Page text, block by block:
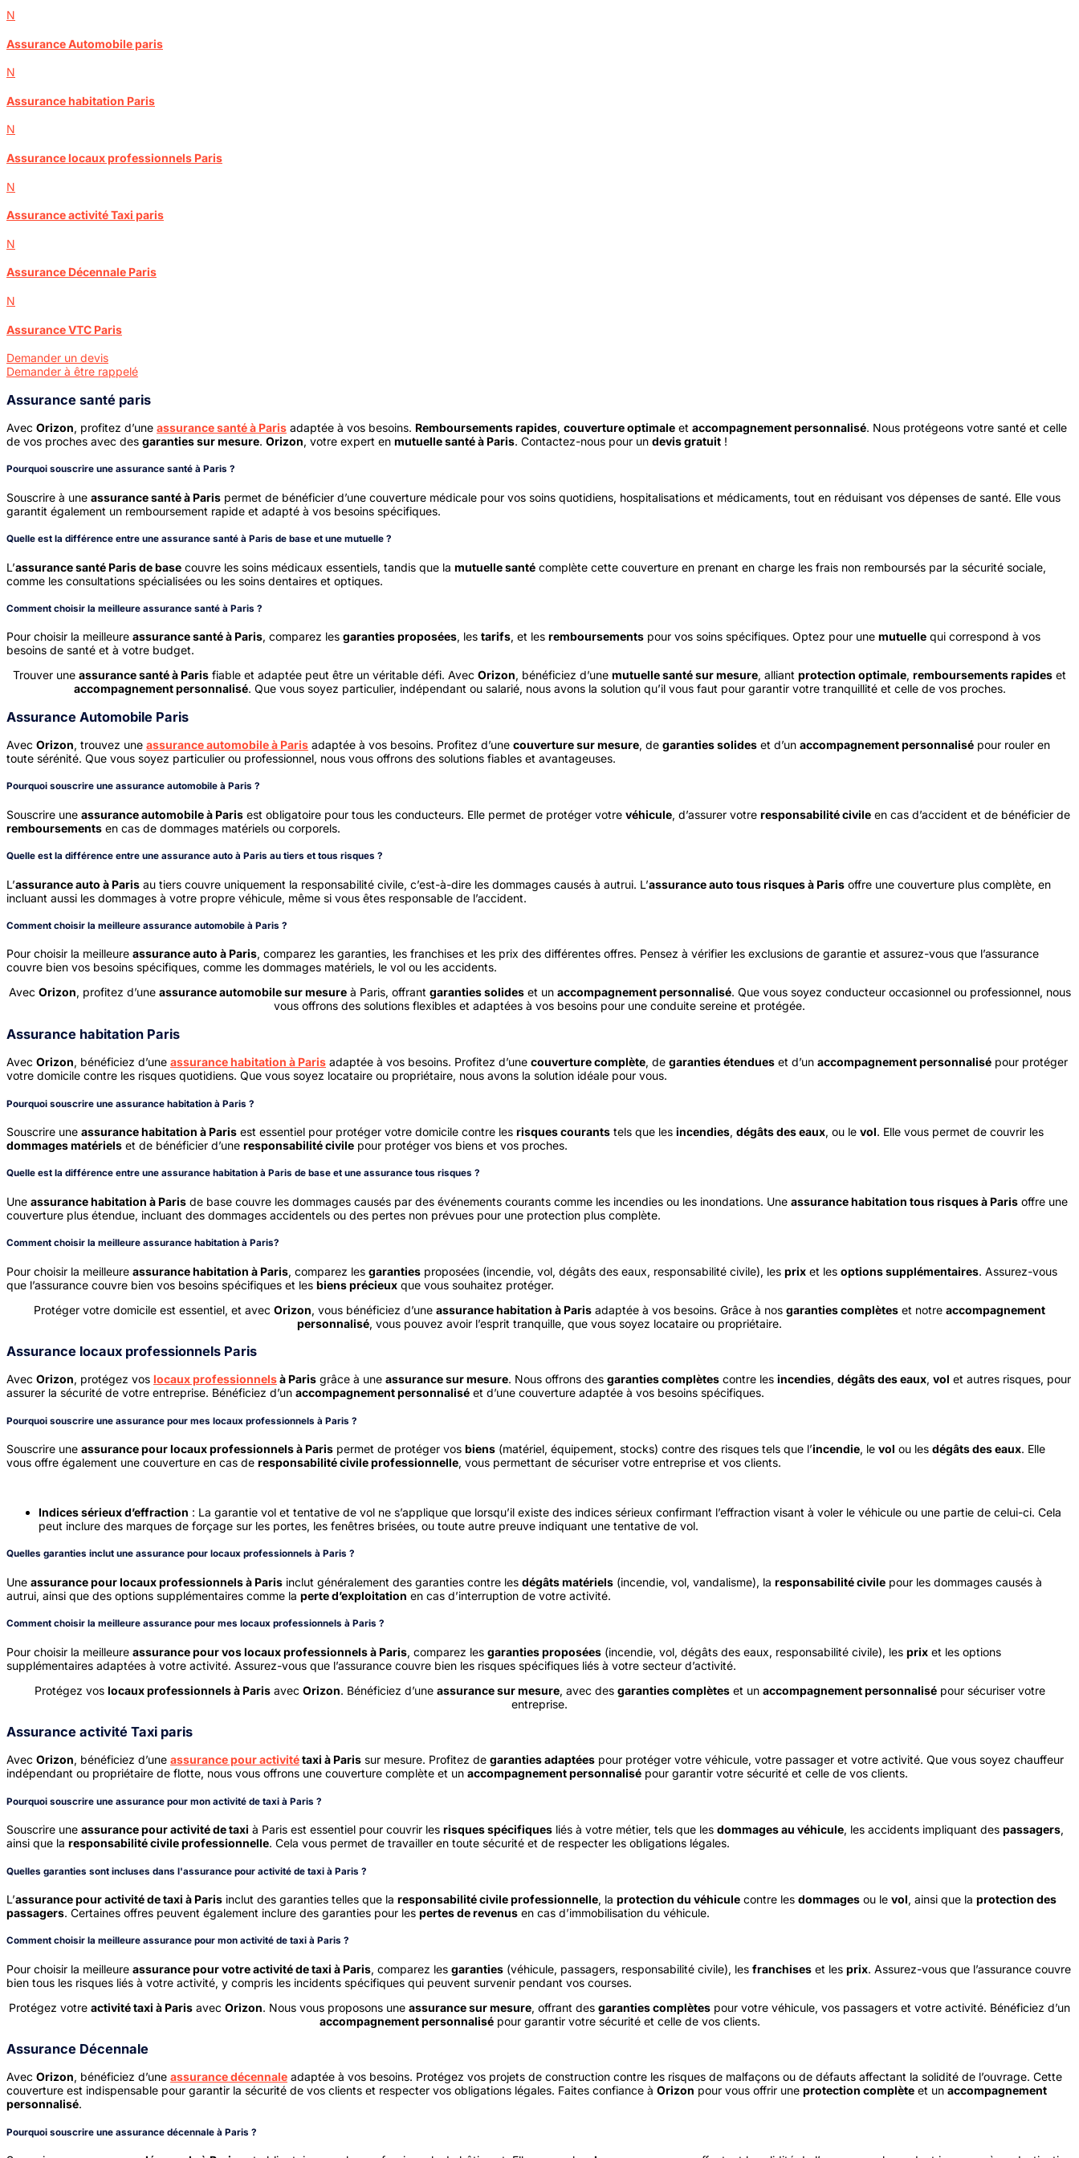
N
Assurance Automobile paris
N
Assurance habitation Paris
N
Assurance locaux professionnels Paris
N
Assurance activité Taxi paris
N
Assurance Décennale Paris
N
Assurance VTC Paris
Demander un devis
Demander à être rappelé
Assurance santé paris
Avec Orizon, profitez d’une assurance santé à Paris adaptée à vos besoins. Remboursements rapides, couverture optimale et accompagnement personnalisé. Nous protégeons votre santé et celle
de vos proches avec des garanties sur mesure. Orizon, votre expert en mutuelle santé à Paris. Contactez-nous pour un devis gratuit !
Pourquoi souscrire une assurance santé à Paris ?
Souscrire à une assurance santé à Paris permet de bénéficier d’une couverture médicale pour vos soins quotidiens, hospitalisations et médicaments, tout en réduisant vos dépenses de santé. Elle vous
garantit également un remboursement rapide et adapté à vos besoins spécifiques.
Quelle est la différence entre une assurance santé à Paris de base et une mutuelle ?
L’assurance santé Paris de base couvre les soins médicaux essentiels, tandis que la mutuelle santé complète cette couverture en prenant en charge les frais non remboursés par la sécurité sociale,
comme les consultations spécialisées ou les soins dentaires et optiques.
Comment choisir la meilleure assurance santé à Paris ?
Pour choisir la meilleure assurance santé à Paris, comparez les garanties proposées, les tarifs, et les remboursements pour vos soins spécifiques. Optez pour une mutuelle qui correspond à vos
besoins de santé et à votre budget.
Trouver une assurance santé à Paris fiable et adaptée peut être un véritable défi. Avec Orizon, bénéficiez d’une mutuelle santé sur mesure, alliant protection optimale, remboursements rapides et
accompagnement personnalisé. Que vous soyez particulier, indépendant ou salarié, nous avons la solution qu’il vous faut pour garantir votre tranquillité et celle de vos proches.
Assurance Automobile Paris
Avec Orizon, trouvez une assurance automobile à Paris adaptée à vos besoins. Profitez d’une couverture sur mesure, de garanties solides et d’un accompagnement personnalisé pour rouler en
toute sérénité. Que vous soyez particulier ou professionnel, nous vous offrons des solutions fiables et avantageuses.
Pourquoi souscrire une assurance automobile à Paris ?
Souscrire une assurance automobile à Paris est obligatoire pour tous les conducteurs. Elle permet de protéger votre véhicule, d’assurer votre responsabilité civile en cas d’accident et de bénéficier de
remboursements en cas de dommages matériels ou corporels.
Quelle est la différence entre une assurance auto à Paris au tiers et tous risques ?
L’assurance auto à Paris au tiers couvre uniquement la responsabilité civile, c’est-à-dire les dommages causés à autrui. L’assurance auto tous risques à Paris offre une couverture plus complète, en
incluant aussi les dommages à votre propre véhicule, même si vous êtes responsable de l’accident.
Comment choisir la meilleure assurance automobile à Paris ?
Pour choisir la meilleure assurance auto à Paris, comparez les garanties, les franchises et les prix des différentes offres. Pensez à vérifier les exclusions de garantie et assurez-vous que l’assurance
couvre bien vos besoins spécifiques, comme les dommages matériels, le vol ou les accidents.
Avec Orizon, profitez d’une assurance automobile sur mesureà Paris, offrant garanties solideset un accompagnement personnalisé. Que vous soyez conducteur occasionnel ou professionnel, nous
vous offrons des solutions flexibles et adaptées à vos besoins pour une conduite sereine et protégée.
Assurance habitation Paris
Avec Orizon, bénéficiez d’une assurance habitation à Paris adaptée à vos besoins. Profitez d’une couverture complète, de garanties étendues et d’un accompagnement personnalisé pour protéger
votre domicile contre les risques quotidiens. Que vous soyez locataire ou propriétaire, nous avons la solution idéale pour vous.
Pourquoi souscrire une assurance habitation à Paris ?
Souscrire une assurance habitation à Paris est essentiel pour protéger votre domicile contre les risques courants tels que les incendies, dégâts des eaux, ou le vol. Elle vous permet de couvrir les
dommages matériels et de bénéficier d’une responsabilité civile pour protéger vos biens et vos proches.
Quelle est la différence entre une assurance habitation à Paris de base et une assurance tous risques ?
Une assurance habitation à Paris de base couvre les dommages causés par des événements courants comme les incendies ou les inondations. Une assurance habitation tous risques à Paris offre une
couverture plus étendue, incluant des dommages accidentels ou des pertes non prévues pour une protection plus complète.
Comment choisir la meilleure assurance habitation à Paris?
Pour choisir la meilleure assurance habitation à Paris, comparez les garanties proposées (incendie, vol, dégâts des eaux, responsabilité civile), les prix et les options supplémentaires. Assurez-vous
que l’assurance couvre bien vos besoins spécifiques et les biens précieux que vous souhaitez protéger.
Protéger votre domicile est essentiel, et avec Orizon, vous bénéficiez d’une assurance habitation à Paris adaptée à vos besoins. Grâce à nos garanties complètes et notre accompagnement
personnalisé, vous pouvez avoir l’esprit tranquille, que vous soyez locataire ou propriétaire.
Assurance locaux professionnels Paris
Avec Orizon, protégez vos locaux professionnelsà Paris grâce à une assurance sur mesure. Nous offrons des garanties complètes contre les incendies, dégâts des eaux, vol et autres risques, pour
assurer la sécurité de votre entreprise. Bénéficiez d’un accompagnement personnalisé et d’une couverture adaptée à vos besoins spécifiques.
Pourquoi souscrire une assurance pour mes locaux professionnels à Paris ?
Souscrire une assurance pour locaux professionnels à Paris permet de protéger vos biens (matériel, équipement, stocks) contre des risques tels que l’incendie, le vol ou les dégâts des eaux. Elle
vous offre également une couverture en cas de responsabilité civile professionnelle, vous permettant de sécuriser votre entreprise et vos clients.
Indices sérieux d’effraction : La garantie vol et tentative de vol ne s’applique que lorsqu’il existe des indices sérieux confirmant l’effraction visant à voler le véhicule ou une partie de celui-ci. Cela
peut inclure des marques de forçage sur les portes, les fenêtres brisées, ou toute autre preuve indiquant une tentative de vol.
Quelles garanties inclut une assurance pour locaux professionnels à Paris ?
Une assurance pour locaux professionnels à Paris inclut généralement des garanties contre les dégâts matériels (incendie, vol, vandalisme), la responsabilité civile pour les dommages causés à
autrui, ainsi que des options supplémentaires comme la perte d’exploitation en cas d’interruption de votre activité.
Comment choisir la meilleure assurance pour mes locaux professionnels à Paris ?
Pour choisir la meilleure assurance pour vos locaux professionnels à Paris, comparez les garanties proposées (incendie, vol, dégâts des eaux, responsabilité civile), les prix et les options
supplémentaires adaptées à votre activité. Assurez-vous que l’assurance couvre bien les risques spécifiques liés à votre secteur d’activité.
Protégez vos locaux professionnels à Parisavec Orizon. Bénéficiez d’une assurance sur mesure, avec des garanties complèteset un accompagnement personnalisépour sécuriser votre
entreprise.
Assurance activité Taxi paris
Avec Orizon, bénéficiez d’une assurance pour activitétaxi à Paris sur mesure. Profitez de garanties adaptées pour protéger votre véhicule, votre passager et votre activité. Que vous soyez chauffeur
indépendant ou propriétaire de flotte, nous vous offrons une couverture complète et un accompagnement personnalisé pour garantir votre sécurité et celle de vos clients.
Pourquoi souscrire une assurance pour mon activité de taxi à Paris ?
Souscrire une assurance pour activité de taxi à Paris est essentiel pour couvrir les risques spécifiques liés à votre métier, tels que les dommages au véhicule, les accidents impliquant des passagers,
ainsi que la responsabilité civile professionnelle. Cela vous permet de travailler en toute sécurité et de respecter les obligations légales.
Quelles garanties sont incluses dans l'assurance pour activité de taxi à Paris ?
L’assurance pour activité de taxi à Paris inclut des garanties telles que la responsabilité civile professionnelle, la protection du véhicule contre les dommages ou le vol, ainsi que la protection des
passagers. Certaines offres peuvent également inclure des garanties pour les pertes de revenus en cas d’immobilisation du véhicule.
Comment choisir la meilleure assurance pour mon activité de taxi à Paris ?
Pour choisir la meilleure assurance pour votre activité de taxi à Paris, comparez les garanties (véhicule, passagers, responsabilité civile), les franchises et les prix. Assurez-vous que l’assurance couvre
bien tous les risques liés à votre activité, y compris les incidents spécifiques qui peuvent survenir pendant vos courses.
Protégez votre activité taxi à Paris avec Orizon. Nous vous proposons une assurance sur mesure, offrant des garanties complètes pour votre véhicule, vos passagers et votre activité. Bénéficiez d’un
accompagnement personnalisépour garantir votre sécurité et celle de vos clients.
Assurance Décennale
Avec Orizon, bénéficiez d’une assurance décennale adaptée à vos besoins. Protégez vos projets de construction contre les risques de malfaçons ou de défauts affectant la solidité de l’ouvrage. Cette
couverture est indispensable pour garantir la sécurité de vos clients et respecter vos obligations légales. Faites confiance à Orizon pour vous offrir une protection complète et un accompagnement
personnalisé.
Pourquoi souscrire une assurance décennale à Paris ?